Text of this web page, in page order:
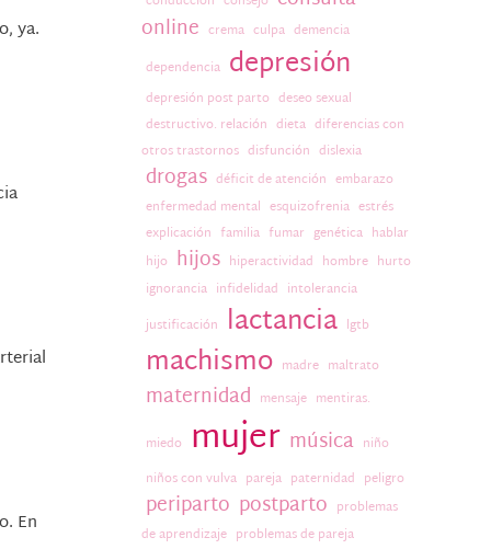
ya.
En
online crema culpa demencia
dependencia depresión
depresión post parto deseo sexual
destructivo. relación dieta diferencias con
otros trastornos disfunción dislexia
drogas déficit de atención embarazo
enfermedad mental esquizofrenia estrés
explicación familia fumar genética hablar
hijo hijos hiperactividad hombre hurto
ignorancia infidelidad intolerancia
justificación lactancia lgtb
machismo madre maltrato
maternidad mensaje mentiras.
miedo mujer música niño
niños con vulva pareja paternidad peligro
periparto postparto problemas
de aprendizaje problemas de pareja